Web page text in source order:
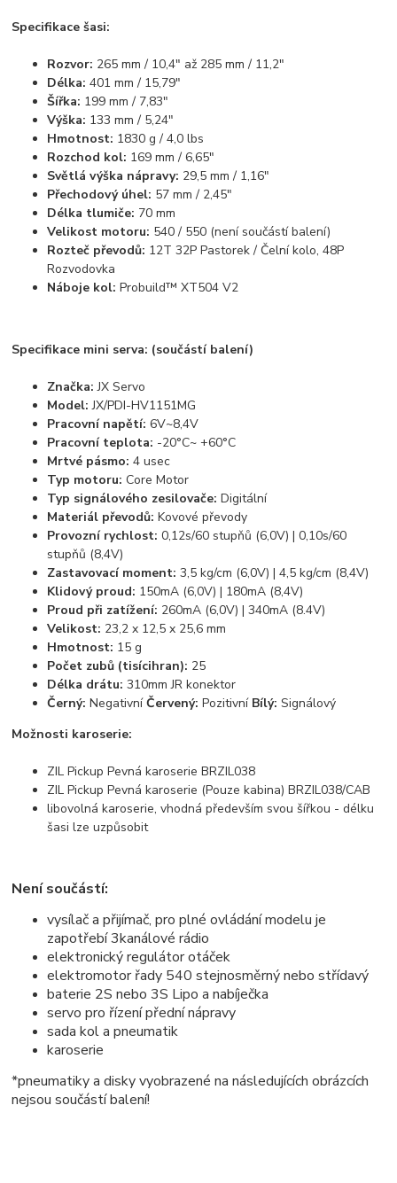
Specifikace šasi:
Rozvor: 265 mm / 10,4" až 285 mm / 11,2"
Délka: 401 mm / 15,79"
Šířka: 199 mm / 7,83"
Výška: 133 mm / 5,24"
Hmotnost: 1830 g / 4,0 lbs
Rozchod kol: 169 mm / 6,65"
Světlá výška nápravy: 29,5 mm / 1,16"
Přechodový úhel: 57 mm / 2,45"
Délka tlumiče: 70 mm
Velikost motoru: 540 / 550 (není součástí balení)
Rozteč převodů: 12T 32P Pastorek / Čelní kolo, 48P
Rozvodovka
Náboje kol: Probuild™ XT504 V2
Specifikace mini serva: (součástí balení)
Značka: JX Servo
Model: JX/PDI-HV1151MG
Pracovní napětí: 6V~8,4V
Pracovní teplota: -20°C~ +60°C
Mrtvé pásmo: 4 usec
Typ motoru: Core Motor
Typ signálového zesilovače: Digitální
Materiál převodů: Kovové převody
Provozní rychlost: 0,12s/60 stupňů (6,0V) | 0,10s/60
stupňů (8,4V)
Zastavovací moment: 3,5 kg/cm (6,0V) | 4,5 kg/cm (8,4V)
Klidový proud: 150mA (6,0V) | 180mA (8,4V)
Proud při zatížení: 260mA (6,0V) | 340mA (8.4V)
Velikost: 23,2 x 12,5 x 25,6 mm
Hmotnost: 15 g
Počet zubů (tisícihran): 25
Délka drátu: 310mm JR konektor
Černý: NegativníČervený: Pozitivní Bílý: Signálový
Možnosti karoserie:
ZIL Pickup Pevná karoserie BRZIL038
ZIL Pickup Pevná karoserie (Pouze kabina) BRZIL038/CAB
libovolná karoserie, vhodná především svou šířkou - délku
šasi lze uzpůsobit
Není součástí:
vysílač a přijímač, pro plné ovládání modelu je
zapotřebí 3kanálové rádio
elektronický regulátor otáček
elektromotor řady 540 stejnosměrný nebo střídavý
baterie 2S nebo 3S Lipo a nabíječka
servo pro řízení přední nápravy
sada kol a pneumatik
karoserie
*pneumatiky a disky vyobrazené na následujících obrázcích
nejsou součástí balení!